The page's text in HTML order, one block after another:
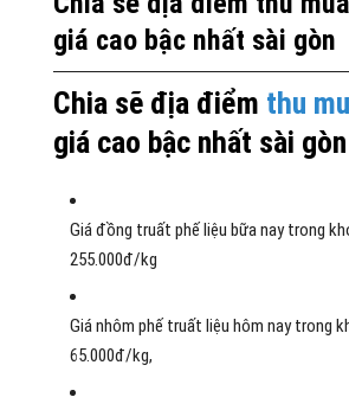
giá cao bậc nhất sài gòn
Chia sẽ địa điểm thu
giá cao bậc nhất sài gòn
Giá đồng truất phếliệu bữa nay trong
255.000đ/kg
Giá nhôm phế truất liệu hôm nay trong
65.000đ/kg,